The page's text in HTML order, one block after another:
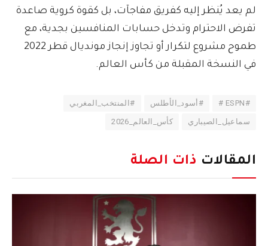
لم يعد يُنظر إليه كفريق مفاجآت، بل كقوة كروية صاعدة
تفرض الاحترام وتدخل حسابات المنافسين بجدية، مع
طموح مشروع لتكرار أو تجاوز إنجاز مونديال قطر 2022
في النسخة المقبلة من كأس العالم.
#ESPN # #أسود_الأطلس #المنتخب_المغربي
سماعيل_الصيباري كأس_العالم_2026
المقالات ذات الصلة